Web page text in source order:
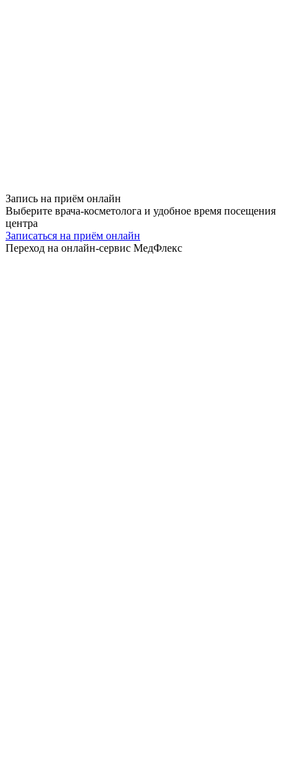
Запись на приём онлайн
Выберите врача-косметолога и удобное время посещения
центра
Записаться на приём онлайн
Переход на онлайн-сервис МедФлекс